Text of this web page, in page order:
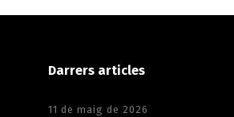
Darrers articles
11 de maig de 2026